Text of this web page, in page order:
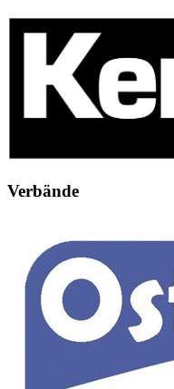
Verbände